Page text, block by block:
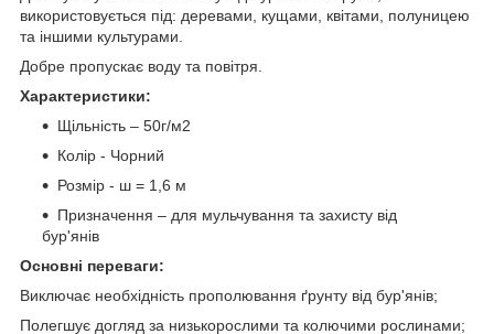
використовується під: деревами, кущами, квітами, полуницею
та іншими культурами.
Добре пропускає воду та повітря.
Характеристики:
Щільність – 50г/м2
Колір - Чорний
Розмір - ш = 1,6 м
Призначення – для мульчування та захисту від
бур'янів
Основні переваги:
Виключає необхідність прополювання ґрунту від бур'янів;
Полегшує догляд за низькорослими та колючими рослинами;